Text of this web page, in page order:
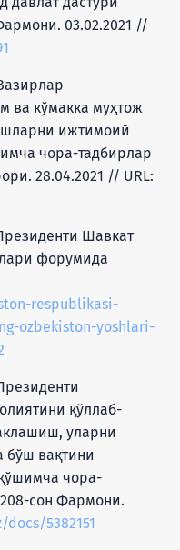
03.02.2021 //
ва кўмакка муҳтож
ижтимоий
чора-тадбирлар
28.04.2021 // URL:
Шавкат
форумида
respublikasi-
ozbekiston-yoshlari-
қўллаб-
уларни
вақтини
чора-
сон Фармони.
5382151